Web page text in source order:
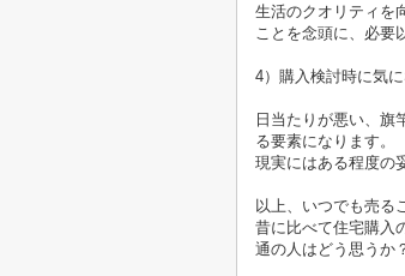
生活のクオリティを
ことを念頭に、必要
4）購入検討時に気
日当たりが悪い、
る要素になります。
現実にはある程度の
以上、いつでも売る
昔に比べて住宅購入
通の人はどう思うか